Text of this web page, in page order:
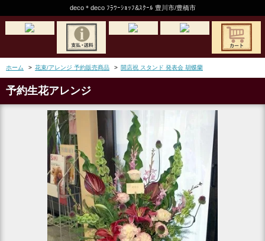
deco＊deco ﾌﾗﾜｰｼｮｯﾌ&ｽｸｰﾙ 豊川市/豊橋市
ホーム > 花束/アレンジ 予約販売商品 > 開店祝 スタンド 発表会 胡蝶蘭
予約生花アレンジ